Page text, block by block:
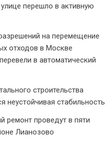
перешло в активную
на перемещение
отходов в Москве
в автоматический
строительства
неустойчивая стабильность
ремонт проведут в пяти
Лианозово